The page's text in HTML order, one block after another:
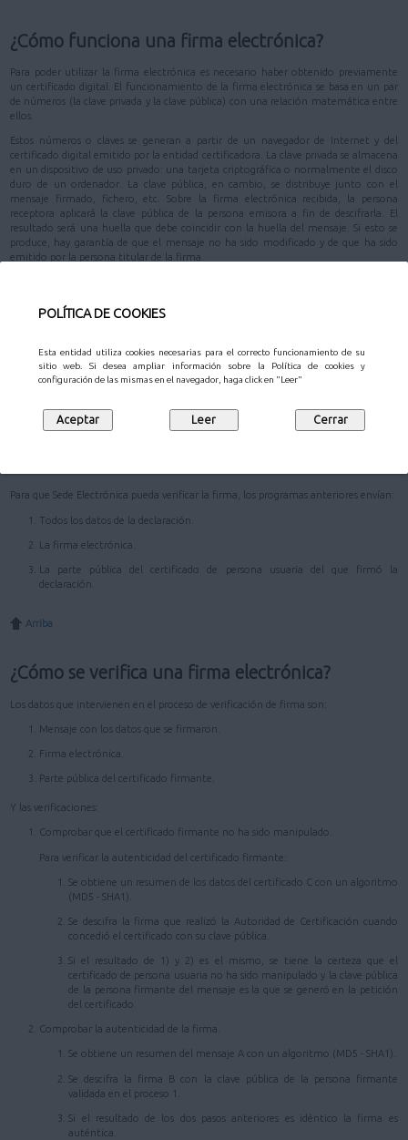
POLÍTICA DE COOKIES
Esta entidad utiliza cookies necesarias para el correcto funcionamiento de su
sitio web. Si desea ampliar información sobre la Política de cookies y
configuración de las mismas en el navegador, haga click en "Leer"
¿Cómo funciona una firma electrónica?
Para poder utilizar la firma electrónica es necesario haber obtenido previamente
un certificado digital. El funcionamiento de la firma electrónica se basa en un par
de números (la clave privada y la clave pública) con una relación matemática entre
ellos.
Estos números o claves se generan a partir de un navegador de Internet y del
certificado digital emitido por la entidad certificadora. La clave privada se almacena
en un dispositivo de uso privado: una tarjeta criptográfica o normalmente el disco
duro de un ordenador. La clave pública, en cambio, se distribuye junto con el
mensaje firmado, fichero, etc. Sobre la firma electrónica recibida, la persona
receptora aplicará la clave pública de la persona emisora a fin de descifrarla. El
resultado será una huella que debe coincidir con la huella del mensaje. Si esto se
produce, hay garantía de que el mensaje no ha sido modificado y de que ha sido
emitido por la persona titular de la firma.
En los servicios que presta Sede Electrónica con firma electrónica, ésta se genera
por programas que tiene el navegador de la persona cliente. Estos programas son
cuando la persona firmante selecciona el certificado y autoriza la firma.
Para que Sede Electrónica pueda verificar la firma, los programas anteriores envían:
Todos los datos de la declaración.
La firma electrónica.
La parte pública del certificado de persona usuaria del que firmó la
declaración.
Arriba
¿Cómo se verifica una firma electrónica?
Los datos que intervienen en el proceso de verificación de firma son:
Mensaje con los datos que se firmaron.
Firma electrónica.
Parte pública del certificado firmante.
Y las verificaciones:
Comprobar que el certificado firmante no ha sido manipulado.
Para verificar la autenticidad del certificado firmante:
Se obtiene un resumen de los datos del certificado C con un algoritmo
(MD5 - SHA1).
Se descifra la firma que realizó la Autoridad de Certificación cuando
concedió el certificado con su clave pública.
Si el resultado de 1) y 2) es el mismo, se tiene la certeza que el
certificado de persona usuaria no ha sido manipulado y la clave pública
de la persona firmante del mensaje es la que se generó en la petición
del certificado.
Comprobar la autenticidad de la firma.
Se obtiene un resumen del mensaje A con un algoritmo (MD5 - SHA1).
Se descifra la firma B con la clave pública de la persona firmante
validada en el proceso 1.
Si el resultado de los dos pasos anteriores es idéntico la firma es
auténtica.